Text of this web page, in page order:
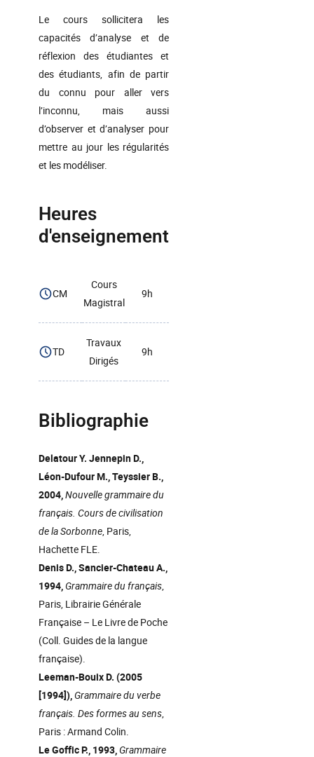
Le cours sollicitera les
capacités d’analyse et de
réflexion des étudiantes et
des étudiants, afin de partir
du connu pour aller vers
l’inconnu, mais aussi
d’observer et d’analyser pour
mettre au jour les régularités
et les modéliser.
Heures
d'enseignement
CM
Cours
Magistral
9h
TD
Travaux
Dirigés
9h
Bibliographie
Delatour Y. Jennepin D.,
Léon-Dufour M., Teyssier B.,
2004,Nouvelle grammaire du
français. Cours de civilisation
de la Sorbonne, Paris,
Hachette FLE.
Denis D., Sancier-Chateau A.,
1994, Grammaire du français,
Paris, Librairie Générale
Française – Le Livre de Poche
(Coll. Guides de la langue
française).
Leeman-Bouix D. (2005
[1994]), Grammaire du verbe
français. Des formes au sens,
Paris : Armand Colin.
Le Goffic P., 1993, Grammaire